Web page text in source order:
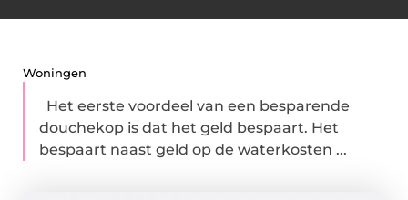
Woningen
Het eerste voordeel van een besparende
douchekop is dat het geld bespaart. Het
bespaart naast geld op de waterkosten ...